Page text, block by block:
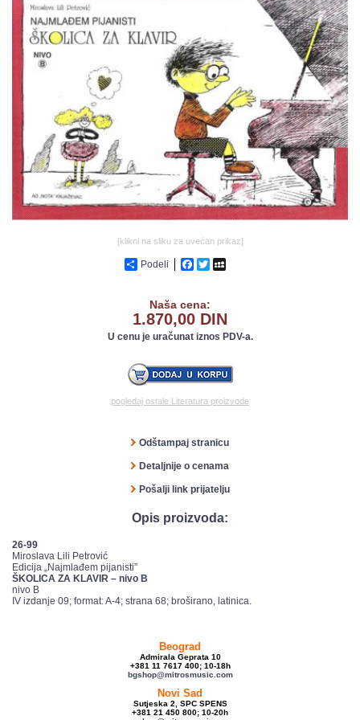
[klikni na sliku za uvećan prikaz]
Podeli Facebook
Twitter
Naša cena:
1.870,00 DIN
U cenu je uračunat iznos PDV-a.
pogledaj ostale Literatura proizvode
Odštampaj stranicu
Detaljnije o cenama
Pošalji link prijatelju
Opis proizvoda:
26-99
Miroslava Lili Petrović
Edicija „Najmlađem pijanisti”
ŠKOLICA ZA KLAVIR – nivo B
nivo B
IV izdanje 09; format: A-4; strana 68; broširano, latinica.
Beograd
Admirala Geprata 10
+381 11 7617 400; 10-18h
bgshop@mitrosmusic.com
Novi Sad
Sutjeska 2, SPC SPENS
+381 21 450 800; 10-20h